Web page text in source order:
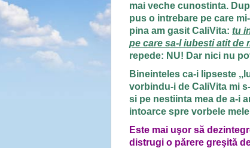
mai veche cunostinta.
pus o intrebare pe care
pina am gasit CaliVita: tu
pe care sa-l iubesti atit de
repede: NU! Dar nici nu
Bineinteles ca-i lipseste
vorbindu-i de CaliVita mi
si pe nestiinta mea de a-i
intoarce spre vorbele
Este mai uşor să
distrugi o părere greşită